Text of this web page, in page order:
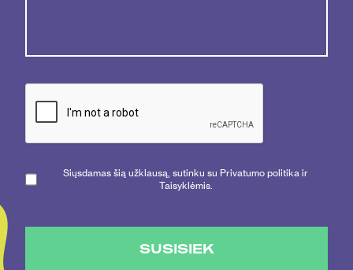
Siųsdamas šią užklausą, sutinku su Privatumo politika ir
Taisyklėmis.
SUSISIEK